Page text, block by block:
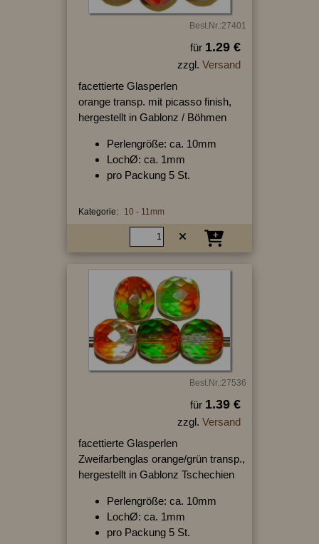
Best.Nr.:27401
für 1.29 €
zzgl. Versand
facettierte Glasperlen
orange transp. mit picasso finish,
hergestellt in Gablonz / Böhmen
Perlengröße: ca. 10mm
LochØ: ca. 1mm
pro Packung 5 St.
Kategorie: 10 - 11mm
Best.Nr.:27536
für 1.39 €
zzgl. Versand
facettierte Glasperlen
Zweifarbenglas orange/grün transp.,
hergestellt in Gablonz Tschechien
Perlengröße: ca. 10mm
LochØ: ca. 1mm
pro Packung 5 St.